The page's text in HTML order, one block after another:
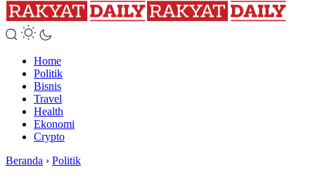
Home
Politik
Bisnis
Travel
Health
Ekonomi
Crypto
Beranda › Politik